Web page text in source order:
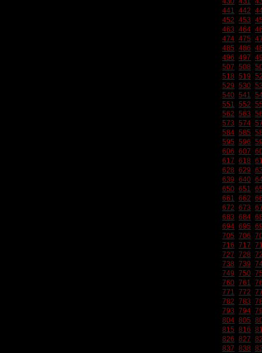
441 442
452 453
463 464
474 475
485 486
496 497
507 508
518 519
529 530
540 541
551 552
562 563
573 574
584 585
595 596
606 607
617 618
628 629
639 640
650 651
661 662
672 673
683 684
694 695
705 706
716 717
727 728
738 739
749 750
760 761
771 772
782 783
793 794
804 805
815 816
826 827
837 838